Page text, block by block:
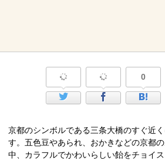
0
京都のシンボルである三条大橋のすぐ近
す。五色豆やあられ、おかきなどの京都
中、カラフルでかわいらしい飴をチョイ